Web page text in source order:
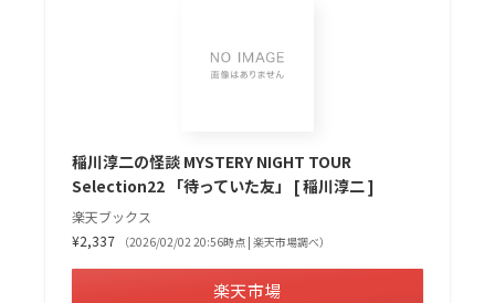
稲川淳二の怪談 MYSTERY NIGHT TOUR
Selection22 「待っていた友」 [ 稲川淳二 ]
楽天ブックス
¥2,337
（2026/02/02 20:56時点 | 楽天市場調べ）
楽天市場